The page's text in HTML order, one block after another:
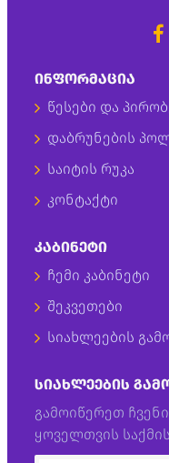
ᲘᲜᲤᲝᲠᲛᲐᲪᲘᲐ
წესები და
დაბრუნების
საიტის რუკა
კონტაქტი
ᲙᲐᲑᲘᲜᲔᲢᲘ
ჩემი კაბინეტი
შეკვეთები
სიახლეების
ᲡᲘᲐᲮᲚᲔᲔᲑᲘᲡ
გამოიწერეთ
ყოველთვის